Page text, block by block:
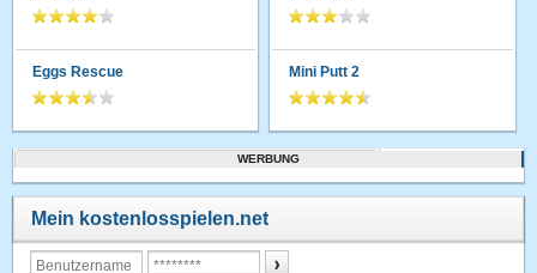
Eggs Rescue Mini Putt 2
WERBUNG
Mein kostenlosspielen.net